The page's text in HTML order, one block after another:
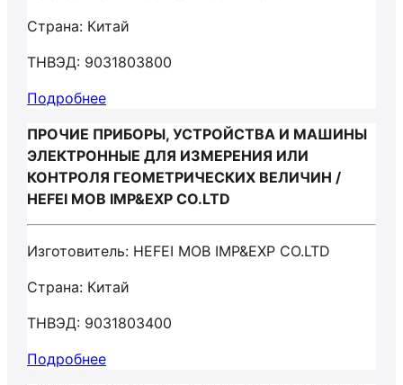
Страна: Китай
ТНВЭД: 9031803800
Подробнее
ПРОЧИЕ ПРИБОРЫ, УСТРОЙСТВА И МАШИНЫ
ЭЛЕКТРОННЫЕ ДЛЯ ИЗМЕРЕНИЯ ИЛИ
КОНТРОЛЯ ГЕОМЕТРИЧЕСКИХ ВЕЛИЧИН /
HEFEI MOB IMP&EXP CO.LTD
Изготовитель: HEFEI MOB IMP&EXP CO.LTD
Страна: Китай
ТНВЭД: 9031803400
Подробнее